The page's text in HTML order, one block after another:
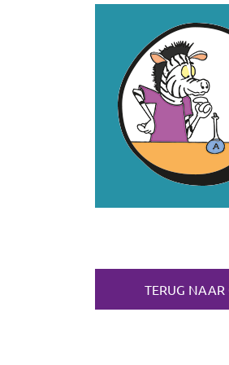
TERUG NAAR